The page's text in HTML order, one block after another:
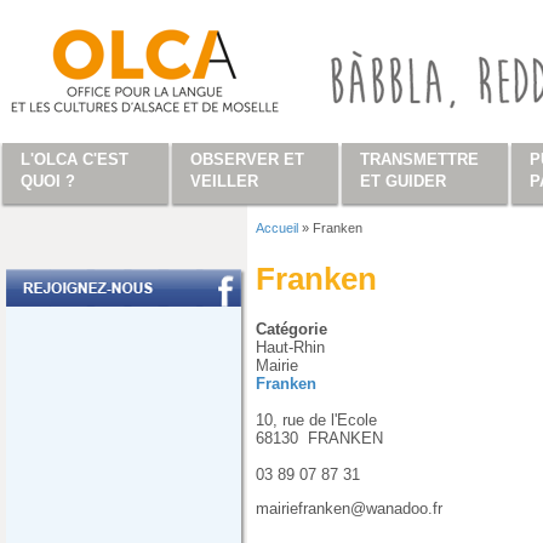
Accueil » Franken
Franken
Catégorie
Haut-Rhin
Mairie
Franken
10, rue de l'Ecole
68130
FRANKEN
03 89 07 87 31
mairiefranken@wanadoo.fr
L'OLCA C'EST
QUOI ?
OBSERVER ET
VEILLER
TRANSMETTRE
ET GUIDER